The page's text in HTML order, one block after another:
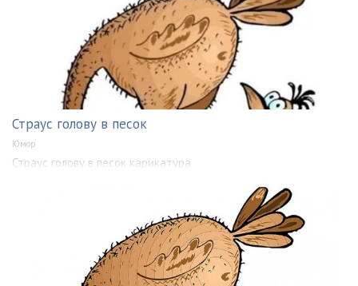
Страус голову в песок
Юмор
Страус голову в песок карикатура